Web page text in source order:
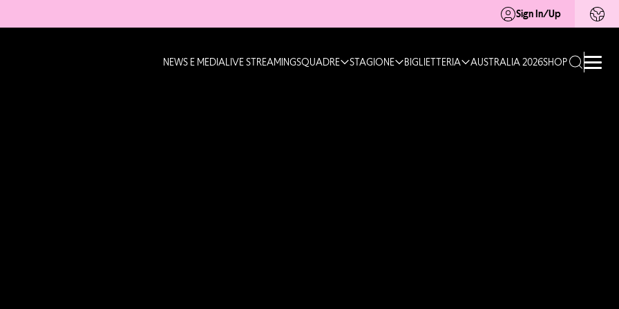
Sign In/Up
NEWS E MEDIALIVE STREAMINGSQUADRE STAGIONE BIGLIETTERIA AUSTRALIA 2026SHOP